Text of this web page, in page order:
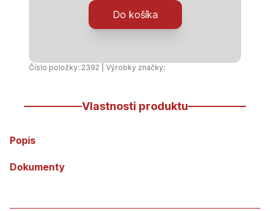
vnútorným
Unidelta
Do košíka
Číslo položky: 2392 | Výrobky značky:
Vlastnosti produktu
Popis
Dokumenty